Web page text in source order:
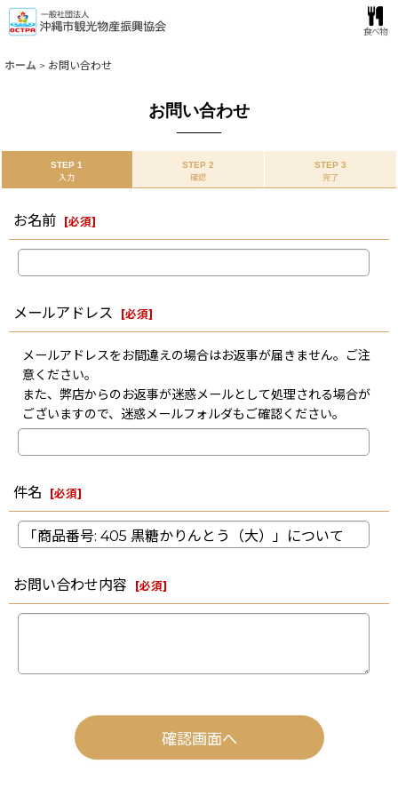
食べ物
ホーム > お問い合わせ
お問い合わせ
STEP 1
入力
STEP 2
確認
STEP 3
完了
お名前 [必須]
メールアドレス [必須]
メールアドレスをお間違えの場合はお返事が届きません。ご注
意ください。
また、弊店からのお返事が迷惑メールとして処理される場合が
ございますので、迷惑メールフォルダもご確認ください。
件名 [必須]
お問い合わせ内容 [必須]
確認画面へ